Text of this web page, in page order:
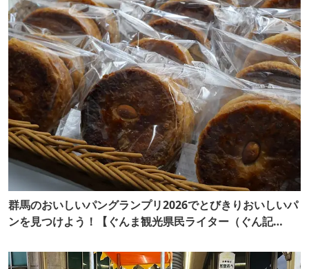
群馬のおいしいパングランプリ2026でとびきりおいしいパ
ンを見つけよう！【ぐんま観光県民ライター（ぐん記